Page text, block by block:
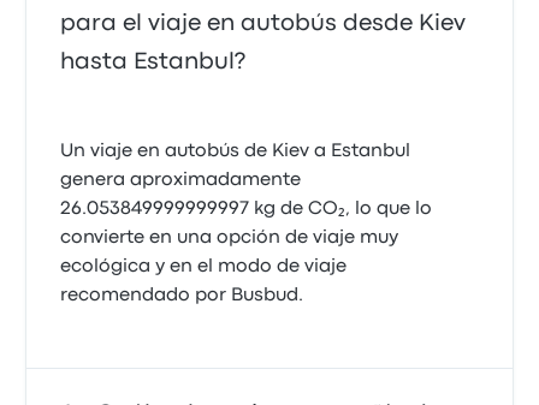
para el viaje en autobús desde Kiev
hasta Estanbul?
Un viaje en autobús de Kiev a Estanbul
genera aproximadamente
26.053849999999997 kg de CO₂, lo que lo
convierte en una opción de viaje muy
ecológica y en el modo de viaje
recomendado por Busbud.